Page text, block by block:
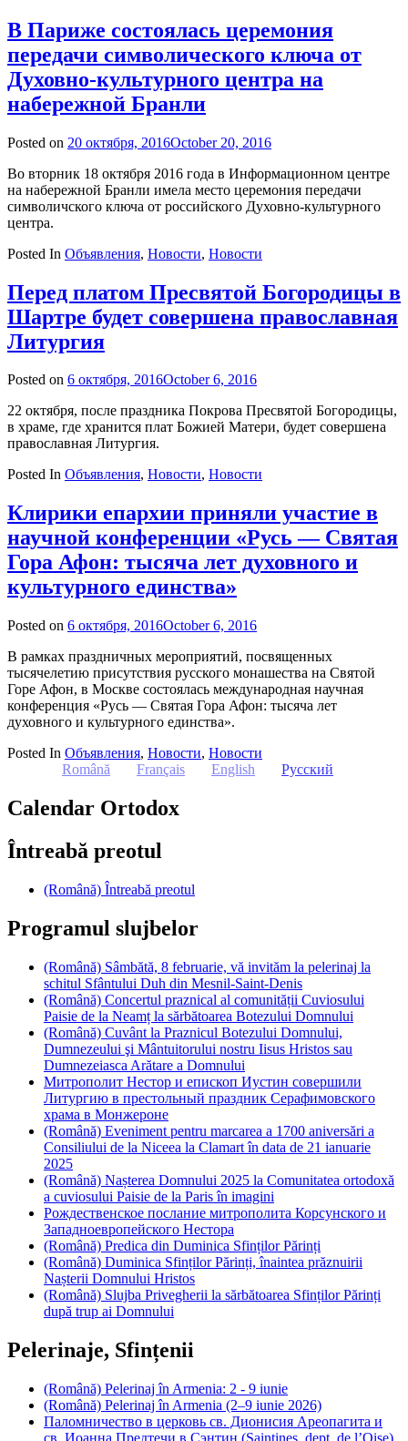
В Париже состоялась церемония
передачи символического ключа от
Духовно-культурного центра на
набережной Бранли
Posted on 20 октября, 2016October 20, 2016
Во вторник 18 октября 2016 года в Информационном центре
на набережной Бранли имела место церемония передачи
символичского ключа от российского Духовно-культурного
центра.
Posted In Объявления, Новости, Новости
Перед платом Пресвятой Богородицы в
Шартре будет совершена православная
Литургия
Posted on 6 октября, 2016October 6, 2016
22 октября, после праздника Покрова Пресвятой Богородицы,
в храме, где хранится плат Божией Матери, будет совершена
православная Литургия.
Posted In Объявления, Новости, Новости
Клирики епархии приняли участие в
научной конференции «Русь ― Святая
Гора Афон: тысяча лет духовного и
культурного единства»
Posted on 6 октября, 2016October 6, 2016
В рамках праздничных мероприятий, посвященных
тысячелетию присутствия русского монашества на Святой
Горе Афон, в Москве состоялась международная научная
конференция «Русь ― Святая Гора Афон: тысяча лет
духовного и культурного единства».
Posted In Объявления, Новости, Новости
Română
Français English Русский
Calendar Ortodox
Întreabă preotul
(Română) Întreabă preotul
Programul slujbelor
(Română) Sâmbătă, 8 februarie, vă invităm la pelerinaj la
schitul Sfântului Duh din Mesnil-Saint-Denis
(Română) Concertul praznical al comunității Cuviosului
Paisie de la Neamț la sărbătoarea Botezului Domnului
(Română) Cuvânt la Praznicul Botezului Domnului,
Dumnezeului şi Mântuitorului nostru Iisus Hristos sau
Dumnezeiasca Arătare a Domnului
Митрополит Нестор и епископ Иустин совершили
Литургию в престольный праздник Серафимовского
храма в Монжероне
(Română) Eveniment pentru marcarea a 1700 aniversări a
Consiliului de la Niceea la Clamart în data de 21 ianuarie
2025
(Română) Nașterea Domnului 2025 la Comunitatea ortodoxă
a cuviosului Paisie de la Paris în imagini
Рождественское послание митрополита Корсунского и
Западноевропейского Нестора
(Română) Predica din Duminica Sfinților Părinți
(Română) Duminica Sfinților Părinți, înaintea prăznuirii
Nașterii Domnului Hristos
(Română) Slujba Privegherii la sărbătoarea Sfinților Părinți
după trup ai Domnului
Pelerinaje, Sfințenii
(Română) Pelerinaj în Armenia: 2 - 9 iunie
(Română) Pelerinaj în Armenia (2–9 iunie 2026)
Паломничество в церковь св. Дионисия Ареопагита и
св. Иоанна Предтечи в Сэнтин (Saintines, dept. de l’Оise)